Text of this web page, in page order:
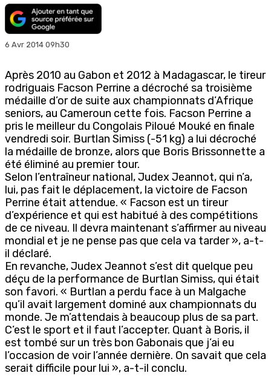
6 Avr 2014 09h30
Après 2010 au Gabon et 2012 à Madagascar, le tireur
rodriguais Facson Perrine a décroché sa troisième
médaille d’or de suite aux championnats d’Afrique
seniors, au Cameroun cette fois. Facson Perrine a
pris le meilleur du Congolais Piloué Mouké en finale
vendredi soir. Burtlan Simiss (-51 kg) a lui décroché
la médaille de bronze, alors que Boris Brissonnette a
été éliminé au premier tour.
Selon l’entraîneur national, Judex Jeannot, qui n’a,
lui, pas fait le déplacement, la victoire de Facson
Perrine était attendue. « Facson est un tireur
d’expérience et qui est habitué à des compétitions
de ce niveau. Il devra maintenant s’affirmer au niveau
mondial et je ne pense pas que cela va tarder », a-t-
il déclaré.
En revanche, Judex Jeannot s’est dit quelque peu
déçu de la performance de Burtlan Simiss, qui était
son favori. « Burtlan a perdu face à un Malgache
qu’il avait largement dominé aux championnats du
monde. Je m’attendais à beaucoup plus de sa part.
C’est le sport et il faut l’accepter. Quant à Boris, il
est tombé sur un très bon Gabonais que j’ai eu
l’occasion de voir l’année dernière. On savait que cela
serait difficile pour lui », a-t-il conclu.